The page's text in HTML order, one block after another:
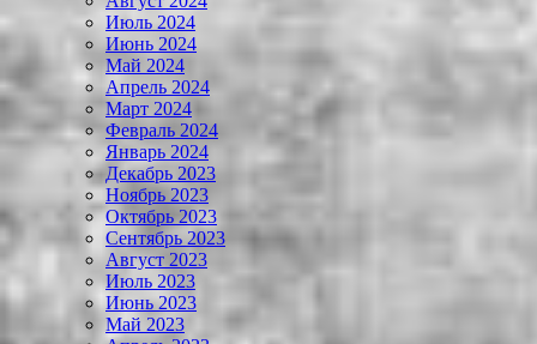
Июль 2024
Июнь 2024
Май 2024
Апрель 2024
Март 2024
Февраль 2024
Январь 2024
Декабрь 2023
Ноябрь 2023
Октябрь 2023
Сентябрь 2023
Август 2023
Июль 2023
Июнь 2023
Май 2023